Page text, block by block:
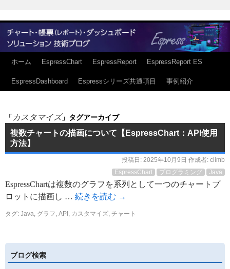
ホーム EspressChart EspressReport EspressReport ES
EspressDashboard Espressシリーズ共通項目 事例紹介
「 カスタマイズ」タグアーカイブ
複数チャートの描画について【EspressChart：API使用
方法】
投稿日: 2025年10月9日 作成者: climb
EspressChart
プログラミング Java
EspressChartは複数のグラフを系列として一つのチャートプ
ロットに描画し … 続きを読む →
タグ: Java, グラフ, API , カスタマイズ, チャート
ブログ検索